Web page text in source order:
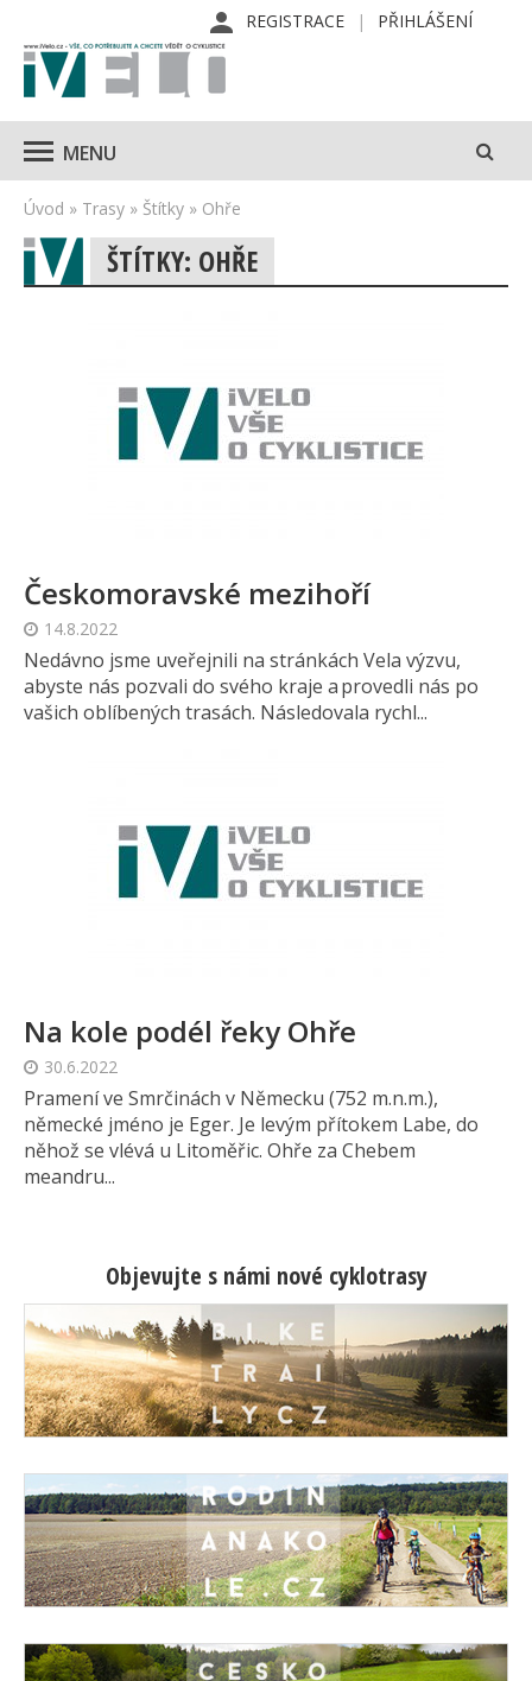
REGISTRACE PŘIHLÁŠENÍ
MENU
Úvod » Trasy » Štítky » Ohře
ŠTÍTKY: OHŘE
Českomoravské mezihoří
14.8.2022
Nedávno jsme uveřejnili na stránkách Vela výzvu,
abyste nás pozvali do svého kraje a provedli nás po
vašich oblíbených trasách. Následovala rychl...
Na kole podél řeky Ohře
30.6.2022
Pramení ve Smrčinách v Německu (752 m.n.m.),
německé jméno je Eger. Je levým přítokem Labe, do
něhož se vlévá u Litoměřic. Ohře za Chebem
meandru...
Objevujte s námi nové cyklotrasy